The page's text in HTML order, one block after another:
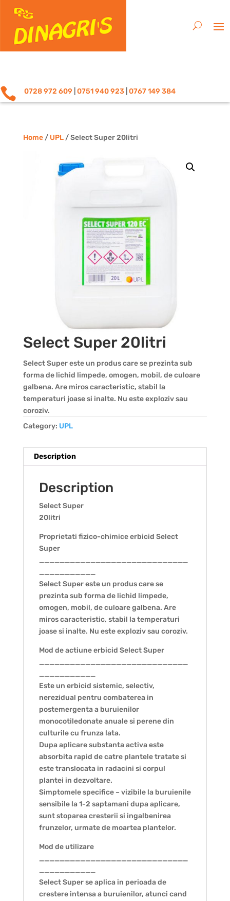
 0728 972 609 0751 940 923 0767 149 384
Home/ UPL/ Select Super 20litri
Select Super 20litri
Select Super este un produs care se prezinta sub
forma de lichid limpede, omogen, mobil, de culoare
galbena. Are miros caracteristic, stabil la
temperaturi joase si inalte. Nu este exploziv sau
coroziv.
Category: UPL
Description
Description
Select Super
20litri
Proprietati fizico-chimice erbicid Select
Super
_____________________________
___________
Select Super este un produs care se
prezinta sub forma de lichid limpede,
omogen, mobil, de culoare galbena. Are
miros caracteristic, stabil la temperaturi
joase si inalte. Nu este exploziv sau coroziv.
Mod de actiune erbicid Select Super
_____________________________
___________
Este un erbicid sistemic, selectiv,
nerezidual pentru combaterea in
postemergenta a buruienilor
monocotiledonate anuale si perene din
culturile cu frunza lata.
Dupa aplicare substanta activa este
absorbita rapid de catre plantele tratate si
este translocata in radacini si corpul
plantei in dezvoltare.
Simptomele specifice – vizibile la buruienile
sensibile la 1-2 saptamani dupa aplicare,
sunt stoparea cresterii si ingalbenirea
frunzelor, urmate de moartea plantelor.
Mod de utilizare
_____________________________
___________
Select Super se aplica in perioada de
crestere intensa a buruienilor, atunci cand